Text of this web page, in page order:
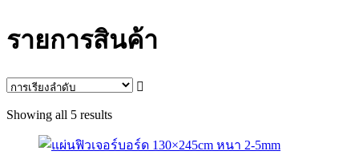
รายการสินค้า
Showing all 5 results